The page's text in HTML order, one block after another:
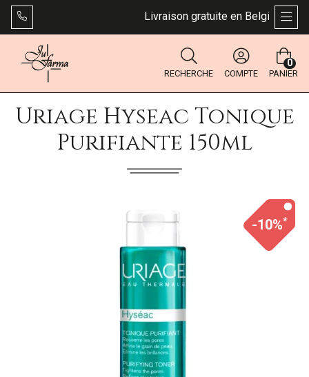
Livraison gratuite en Belgique
RECHERCHE COMPTE PANIER
0
Uriage Hyseac Tonique
Purifiante 150ml
-10%*